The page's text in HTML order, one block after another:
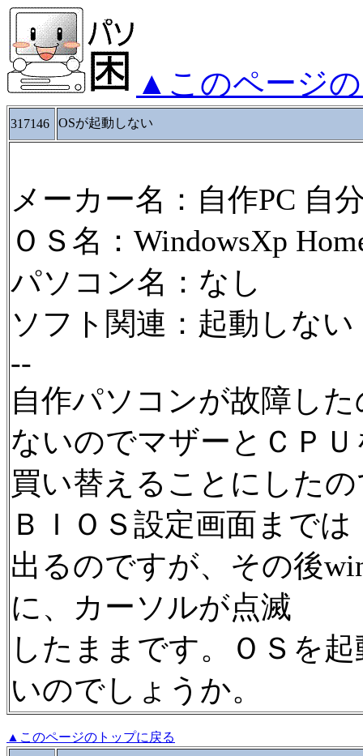
▲このページ
317146 OSが起動しない
メーカー名：自作PC 自
ＯＳ名：WindowsXp
パソコン名：なし
ソフト関連：起動しない
--
自作パソコンが故障し
ないのでマザーとＣＰＵ
買い替えることにした
ＢＩＯＳ設定画面までは
出るのですが、その後
に、カーソルが点滅
したままです。ＯＳを
いのでしょうか。
▲このページのトップに戻る